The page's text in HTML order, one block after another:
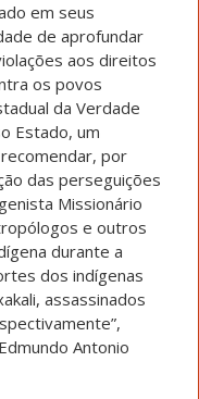
em seus
de aprofundar
aos direitos
os povos
da Verdade
Estado, um
por
das perseguições
Missionário
e outros
durante a
dos indígenas
assassinados
Antonio